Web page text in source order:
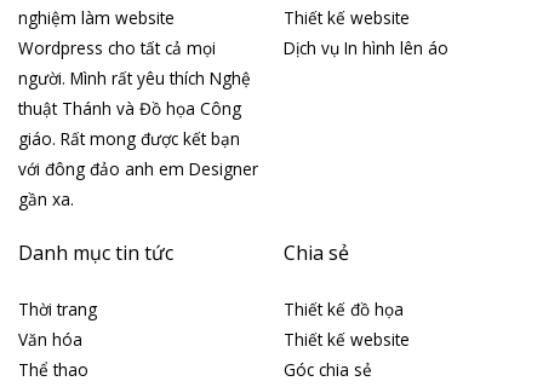
nghiệm làm website
Wordpress cho tất cả mọi
người. Mình rất yêu thích Nghệ
thuật Thánh và Đồ họa Công
giáo. Rất mong được kết bạn
với đông đảo anh em Designer
gần xa.
Thiết kế website
Dịch vụ In hình lên áo
Danh mục tin tức
Thời trang
Văn hóa
Thể thao
Chia sẻ
Thiết kế đồ họa
Thiết kế website
Góc chia sẻ